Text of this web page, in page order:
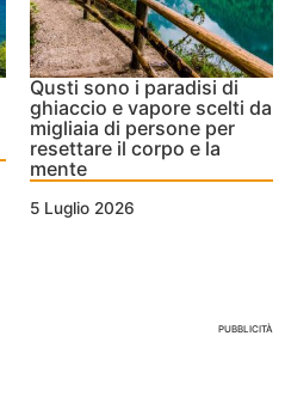
Qusti sono i paradisi di
ghiaccio e vapore scelti da
migliaia di persone per
resettare il corpo e la
mente
5 Luglio 2026
PUBBLICITÀ